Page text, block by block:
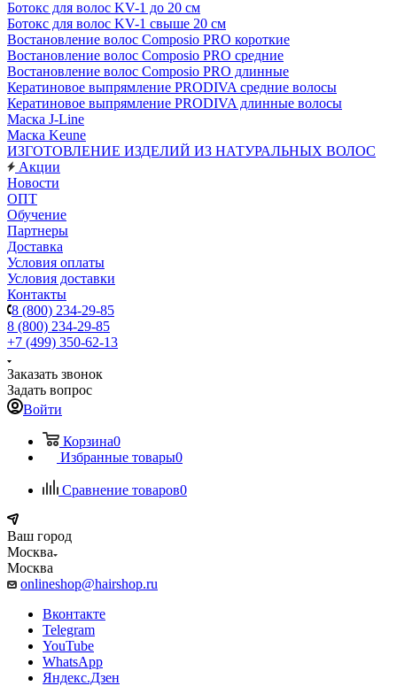
Ботокс для волос KV-1 до 20 см
Ботокс для волос KV-1 свыше 20 см
Востановление волос Composio PRO короткие
Востановление волос Composio PRO средние
Востановление волос Composio PRO длинные
Кератиновое выпрямление PRODIVA средние волосы
Кератиновое выпрямление PRODIVA длинные волосы
Маска J-Line
Маска Keune
ИЗГОТОВЛЕНИЕ ИЗДЕЛИЙ ИЗ НАТУРАЛЬНЫХ ВОЛОС
Акции
Новости
ОПТ
Обучение
Партнеры
Доставка
Условия оплаты
Условия доставки
Контакты
8 (800) 234-29-85
8 (800) 234-29-85
+7 (499) 350-62-13
Заказать звонок
Задать вопрос
Войти
Корзина0
Избранные товары0
Сравнение товаров0
Ваш город
Москва
Москва
onlineshop@hairshop.ru
Вконтакте
Telegram
YouTube
WhatsApp
Яндекс.Дзен